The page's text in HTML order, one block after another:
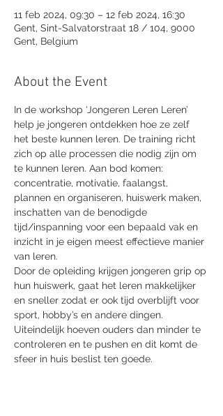
11 feb 2024, 09:30 – 12 feb 2024, 16:30
Gent, Sint-Salvatorstraat 18 / 104, 9000
Gent, Belgium
About the Event
In de workshop ‘Jongeren Leren Leren’
help je jongeren ontdekken hoe ze zelf
het beste kunnen leren. De training richt
zich op alle processen die nodig zijn om
te kunnen leren. Aan bod komen:
concentratie, motivatie, faalangst,
plannen en organiseren, huiswerk maken,
inschatten van de benodigde
tijd/inspanning voor een bepaald vak en
inzicht in je eigen meest effectieve manier
van leren.
Door de opleiding krijgen jongeren grip op
hun huiswerk, gaat het leren makkelijker
en sneller zodat er ook tijd overblijft voor
sport, hobby’s en andere dingen.
Uiteindelijk hoeven ouders dan minder te
controleren en te pushen en dit komt de
sfeer in huis beslist ten goede.